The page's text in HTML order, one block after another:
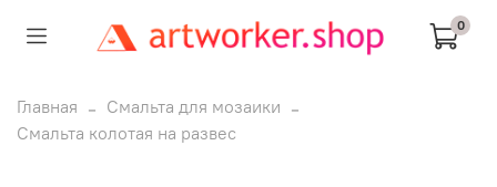
0
Главная
Смальта для мозаики
Смальта колотая на развес